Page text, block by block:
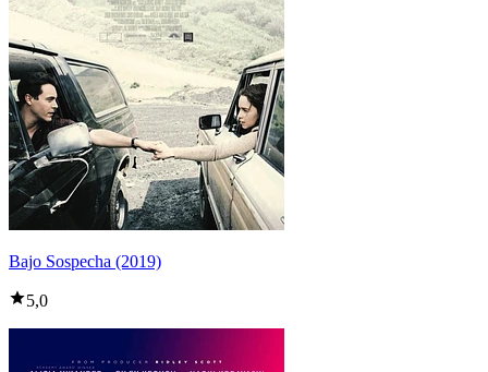
Bajo Sospecha (2019)
5,0